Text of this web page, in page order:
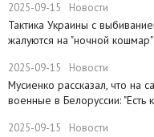
2025-09-15 Новости
Тактика Украины с
жалуются на "ночной
2025-09-15 Новости
Мусиенко рассказал, что на
военные в Белоруссии: "Есть
2025-09-15 Новости